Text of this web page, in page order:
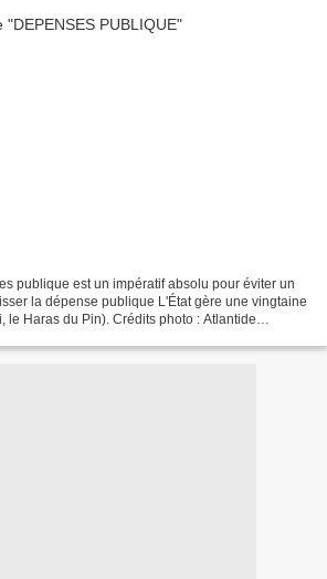
publique est un impératif absolu pour éviter un
la dépense publique L'État gère une vingtaine
le Haras du Pin). Crédits photo : Atlantide